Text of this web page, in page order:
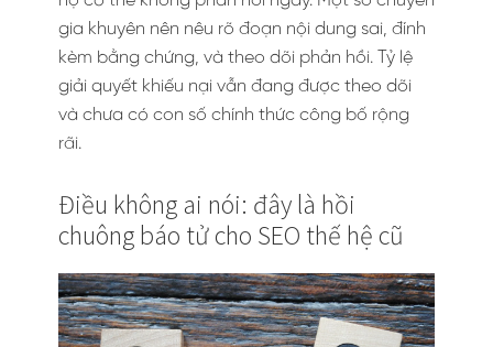
gia khuyên nên nêu rõ đoạn nội dung sai, đính
kèm bằng chứng, và theo dõi phản hồi. Tỷ lệ
giải quyết khiếu nại vẫn đang được theo dõi
và chưa có con số chính thức công bố rộng
rãi.
Điều không ai nói: đây là hồi
chuông báo tử cho SEO thế hệ cũ